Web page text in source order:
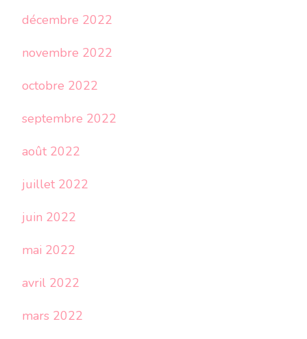
décembre 2022
novembre 2022
octobre 2022
septembre 2022
août 2022
juillet 2022
juin 2022
mai 2022
avril 2022
mars 2022